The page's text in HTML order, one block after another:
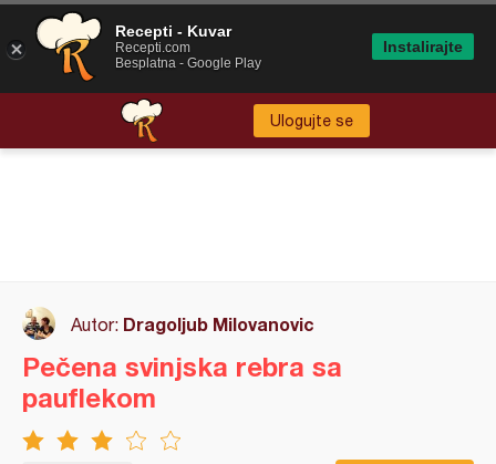
Ulogujte se
Autor: Dragoljub Milovanovic
Pečena svinjska rebra sa
pauflekom
Recepti - Kuvar
Recepti.com
Besplatna - Google Play
Instalirajte